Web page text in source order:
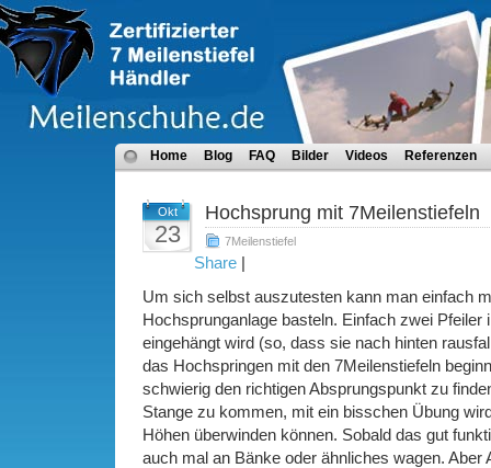
Home Blog FAQ Bilder Videos Referenzen
Okt
23
Hochsprung mit 7Meilenstiefeln
7Meilenstiefel
Share
Um sich selbst auszutesten kann man einfach
Hochsprunganlage basteln. Einfach zwei Pfeiler
eingehängt wird (so, dass sie nach hinten
das Hochspringen mit den 7Meilenstiefeln
schwierig den richtigen Absprungspunkt zu
Stange zu kommen, mit ein bisschen Übung
Höhen überwinden können. Sobald das gut
auch mal an Bänke oder ähnliches wagen. Aber